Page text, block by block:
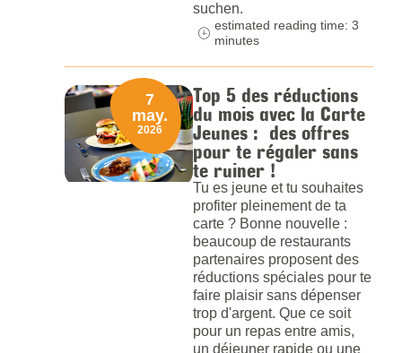
suchen.
estimated reading time: 3
minutes
Top 5 des réductions
du mois avec la Carte
Jeunes : des offres
pour te régaler sans
te ruiner !
Tu es jeune et tu souhaites
profiter pleinement de ta
carte ? Bonne nouvelle :
beaucoup de restaurants
partenaires proposent des
réductions spéciales pour te
faire plaisir sans dépenser
trop d'argent. Que ce soit
pour un repas entre amis,
un déjeuner rapide ou une
7
may.
2026